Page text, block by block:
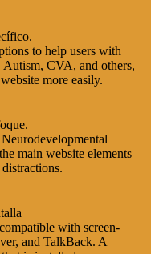
to help users with
CVA, and others,
more easily.
main website elements
with screen-
and TalkBack. A